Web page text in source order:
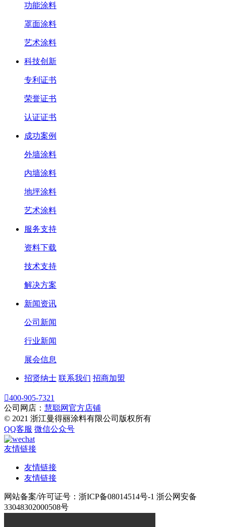
功能涂料
罩面涂料
艺术涂料
科技创新
专利证书
荣誉证书
认证证书
成功案例
外墙涂料
内墙涂料
地坪涂料
艺术涂料
服务支持
资料下载
技术支持
解决方案
新闻资讯
公司新闻
行业新闻
展会信息
招贤纳士 联系我们 招商加盟
400-905-7321
公司网店： 慧聪网官方店铺
© 2021 浙江曼得丽涂料有限公司版权所有
QQ客服 微信公众号
友情链接
友情链接
友情链接
网站备案/许可证号：浙ICP备08014514号-1 浙公网安备
33048302000508号